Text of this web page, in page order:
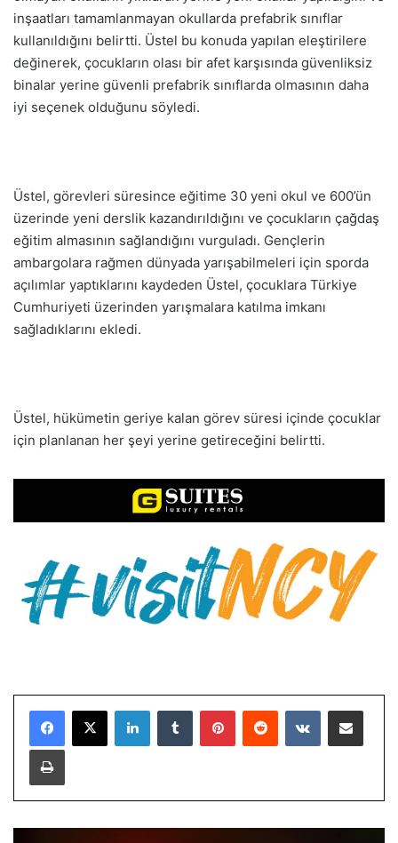
inşaatları tamamlanmayan okullarda prefabrik sınıflar
kullanıldığını belirtti. Üstel bu konuda yapılan eleştirilere
değinerek, çocukların olası bir afet karşısında güvenliksiz
binalar yerine güvenli prefabrik sınıflarda olmasının daha
iyi seçenek olduğunu söyledi.
Üstel, görevleri süresince eğitime 30 yeni okul ve 600’ün
üzerinde yeni derslik kazandırıldığını ve çocukların çağdaş
eğitim almasının sağlandığını vurguladı. Gençlerin
ambargolara rağmen dünyada yarışabilmeleri için sporda
açılımlar yaptıklarını kaydeden Üstel, çocuklara Türkiye
Cumhuriyeti üzerinden yarışmalara katılma imkanı
sağladıklarını ekledi.
Üstel, hükümetin geriye kalan görev süresi içinde çocuklar
için planlanan her şeyi yerine getireceğini belirtti.
LinkedInTumblr PinterestReddit VKontakteE-Posta ile paylaş
Yazdır